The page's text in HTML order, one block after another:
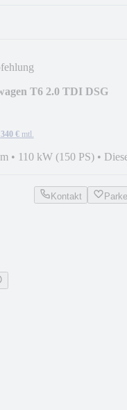
T6 2.0 TDI DSG
340 € mtl.
• 110 kW (150 PS) •
Kontakt